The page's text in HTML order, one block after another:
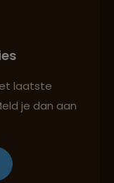
laatste
je dan aan